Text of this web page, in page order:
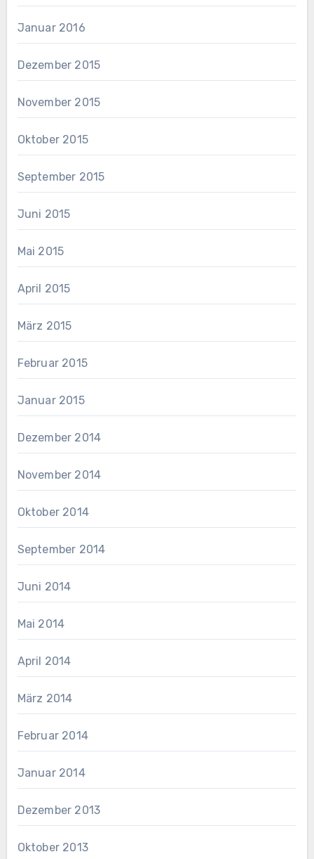
Januar 2016
Dezember 2015
November 2015
Oktober 2015
September 2015
Juni 2015
Mai 2015
April 2015
März 2015
Februar 2015
Januar 2015
Dezember 2014
November 2014
Oktober 2014
September 2014
Juni 2014
Mai 2014
April 2014
März 2014
Februar 2014
Januar 2014
Dezember 2013
Oktober 2013